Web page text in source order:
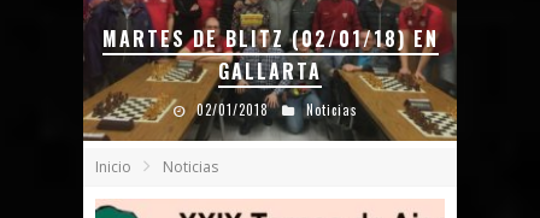
MARTES DE BLITZ (02/01/18) EN
GALLARTA
02/01/2018 Noticias
Inicio Noticias